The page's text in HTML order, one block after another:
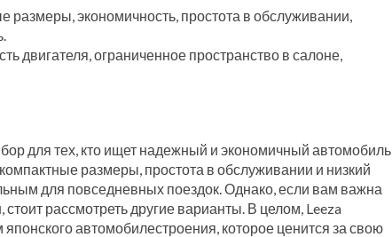
размеры, экономичность, простота в обслуживании,
двигателя, ограниченное пространство в салоне,
для тех, кто ищет надежный и экономичный автомобиль
размеры, простота в обслуживании и низкий
для повседневных поездок. Однако, если вам важна
рассмотреть другие варианты. В целом, Leeza
автомобилестроения, которое ценится за свою